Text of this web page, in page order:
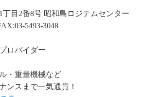
目2番8号 昭和島ロジテムセンター
5493-3048
ロバイダー
・重量機械など
ンスまで一気通貫！